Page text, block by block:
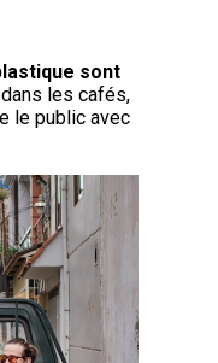
sont
les cafés,
le public avec